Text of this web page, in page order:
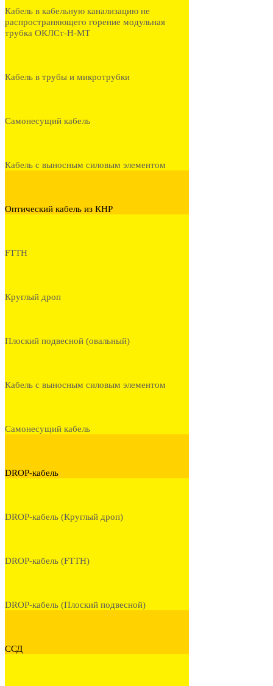
Кабель в кабельную канализацию не
распространяющего горение модульная
трубка ОКЛСт-Н-МТ
Кабель в трубы и микротрубки
Самонесущий кабель
Кабель с выносным силовым элементом
Оптический кабель из КНР
FTTH
Круглый дроп
Плоский подвесной (овальный)
Кабель с выносным силовым элементом
Самонесущий кабель
DROP-кабель
DROP-кабель (Круглый дроп)
DROP-кабель (FTTH)
DROP-кабель (Плоский подвесной)
ССД